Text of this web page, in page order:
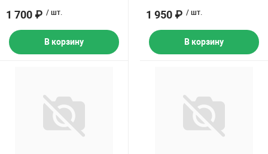
1 700 ₽ / шт.
В корзину
1 950 ₽ / шт.
В корзину